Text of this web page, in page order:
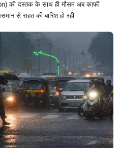
की दस्तक के साथ ही मौसम अब काफी
से राहत की बारिश हो रही